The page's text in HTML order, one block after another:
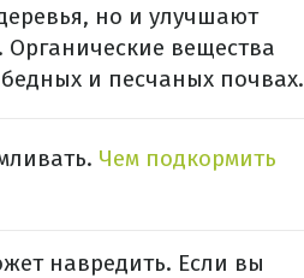
но и улучшают
вещества
и песчаных почвах.
Чем подкормить
навредить. Если вы